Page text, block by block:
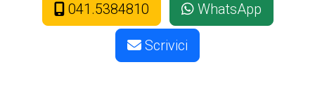
041.5384810 WhatsApp
Scrivici